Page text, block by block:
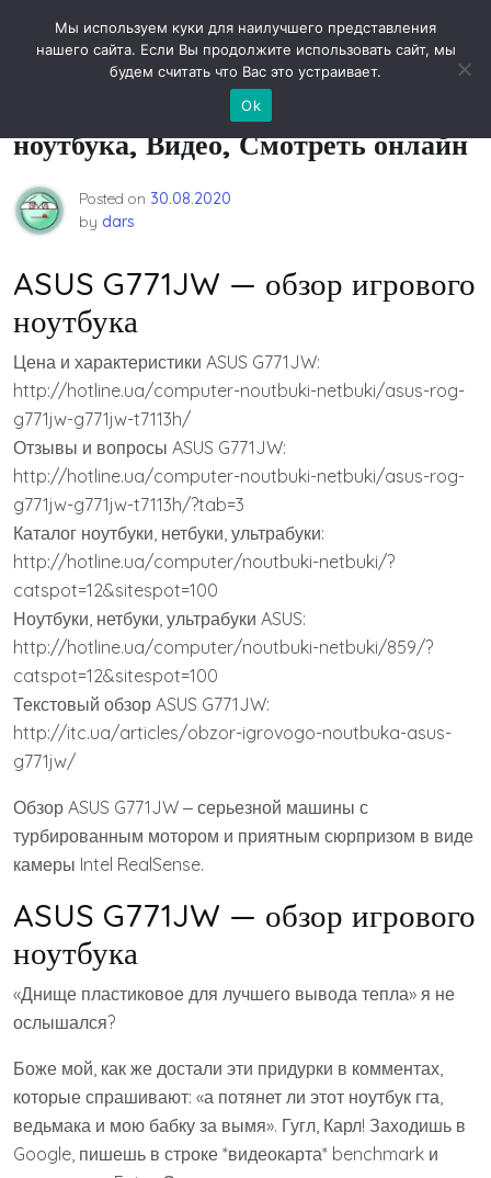
Новости технологий
ASUS G771JW — обзор игрового
ноутбука, Видео, Смотреть онлайн
Posted on 30.08.2020
by dars
ASUS G771JW — обзор игрового
ноутбука
Цена и характеристики ASUS G771JW:
http://hotline.ua/computer-noutbuki-netbuki/asus-rog-
g771jw-g771jw-t7113h/
Отзывы и вопросы ASUS G771JW:
http://hotline.ua/computer-noutbuki-netbuki/asus-rog-
g771jw-g771jw-t7113h/?tab=3
Каталог ноутбуки, нетбуки, ультрабуки:
http://hotline.ua/computer/noutbuki-netbuki/?
catspot=12&sitespot=100
Ноутбуки, нетбуки, ультрабуки ASUS:
http://hotline.ua/computer/noutbuki-netbuki/859/?
catspot=12&sitespot=100
Текстовый обзор ASUS G771JW:
http://itc.ua/articles/obzor-igrovogo-noutbuka-asus-
g771jw/
Обзор ASUS G771JW ‒ серьезной машины с
турбированным мотором и приятным сюрпризом в виде
камеры Intel RealSense.
ASUS G771JW — обзор игрового
ноутбука
«Днище пластиковое для лучшего вывода тепла» я не
ослышался?
Боже мой, как же достали эти придурки в комментах,
которые спрашивают: «а потянет ли этот ноутбук гта,
ведьмака и мою бабку за вымя». Гугл, Карл! Заходишь в
Google, пишешь в строке *видеокарта* benchmark и
Мы используем куки для наилучшего представления
нашего сайта. Если Вы продолжите использовать сайт, мы
будем считать что Вас это устраивает.
Ok